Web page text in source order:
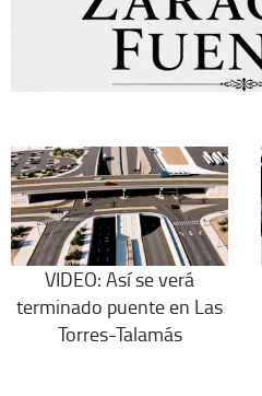
VIDEO: Así se verá
terminado puente en Las
Torres-Talamás